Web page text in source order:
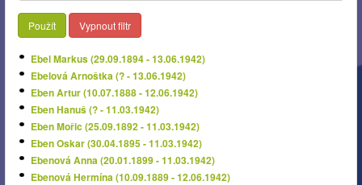
Použít Vypnout filtr
Ebel Markus (29.09.1894 - 13.06.1942)
Ebelová Arnoštka (? - 13.06.1942)
Eben Artur (10.07.1888 - 12.06.1942)
Eben Hanuš (? - 11.03.1942)
Eben Mořic (25.09.1892 - 11.03.1942)
Eben Oskar (30.04.1895 - 11.03.1942)
Ebenová Anna (20.01.1899 - 11.03.1942)
Ebenová Hermína (10.09.1889 - 12.06.1942)